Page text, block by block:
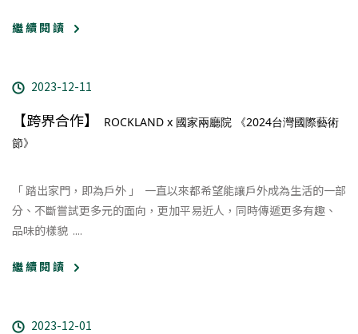
繼 續 閱 讀
2023-12-11
【跨界合作】
ROCKLAND x 國家兩廳院 《2024台灣國際藝術
節》
「 踏出家門，即為戶外 」 ​ 一直以來都希望能讓戶外成為生活的一部
分、不斷嘗試更多元的面向，更加平易近人，同時傳遞更多有趣、
品味的樣貌 ....
繼 續 閱 讀
2023-12-01